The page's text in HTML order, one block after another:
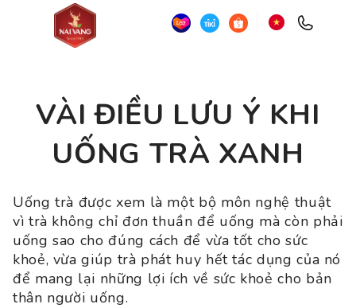
VÀI ĐIỀU LƯU Ý KHI
UỐNG TRÀ XANH
Uống trà được xem là một bộ môn nghệ thuật
vì trà không chỉ đơn thuần để uống mà còn phải
uống sao cho đúng cách để vừa tốt cho sức
khoẻ, vừa giúp trà phát huy hết tác dụng của nó
để mang lại những lợi ích về sức khoẻ cho bản
thân người uống.